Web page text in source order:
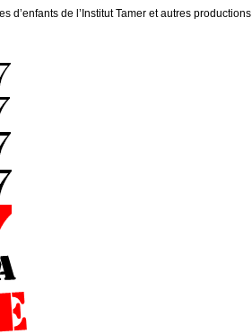
de l’Institut Tamer et autres productions